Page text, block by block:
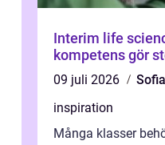
Interim life science när
kompetens gör
09 juli 2026
inspiration
Många klasser